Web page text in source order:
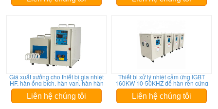
Giá xuất xưởng cho thiết bị gia nhiệt
HF, hàn ống bích, hàn van, hàn hàn
Liên hệ chúng tôi
Thiết bị xử lý nhiệt cảm ứng IGBT
160KW 10-50KHZ để hàn rèn cứng
Liên hệ chúng tôi